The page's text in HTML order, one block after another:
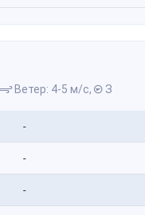
Ветер: 4-5 м/с, З
-
-
-